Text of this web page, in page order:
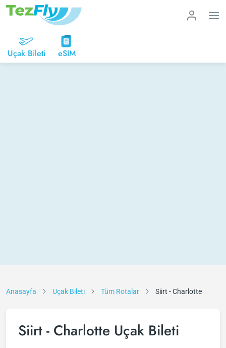
Uçak Bileti eSIM
Anasayfa Uçak Bileti Tüm Rotalar Siirt - Charlotte
Siirt - Charlotte Uçak Bileti